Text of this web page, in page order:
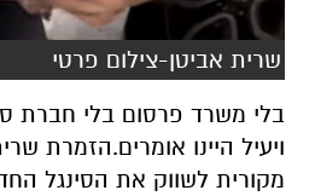
שרית אביטן-צילום פרטי
בלי משרד פרסום בלי חברת
ויעיל היינו אומרים.הזמרת
מקורית לשווק את הסינגל